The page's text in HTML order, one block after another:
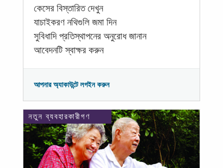
কেসের বিস্তারিত দেখুন
যাচাইকরণ নথিগুলি জমা দিন
সুবিধাদি প্রতিস্থাপনের অনুরোধ জানান
আবেদনটি স্বাক্ষর করুন
আপনার অ্যাকাউন্টে লগইন করুন
নতুন ব্যবহারকারীগণ